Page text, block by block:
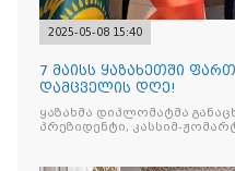
2025-05-08 15:40
7 მაისს ყაზახეთში
დამცველის დღე!
ყაზახმა დიპლომატმა
პრეზიდენტი, კასსიმ-